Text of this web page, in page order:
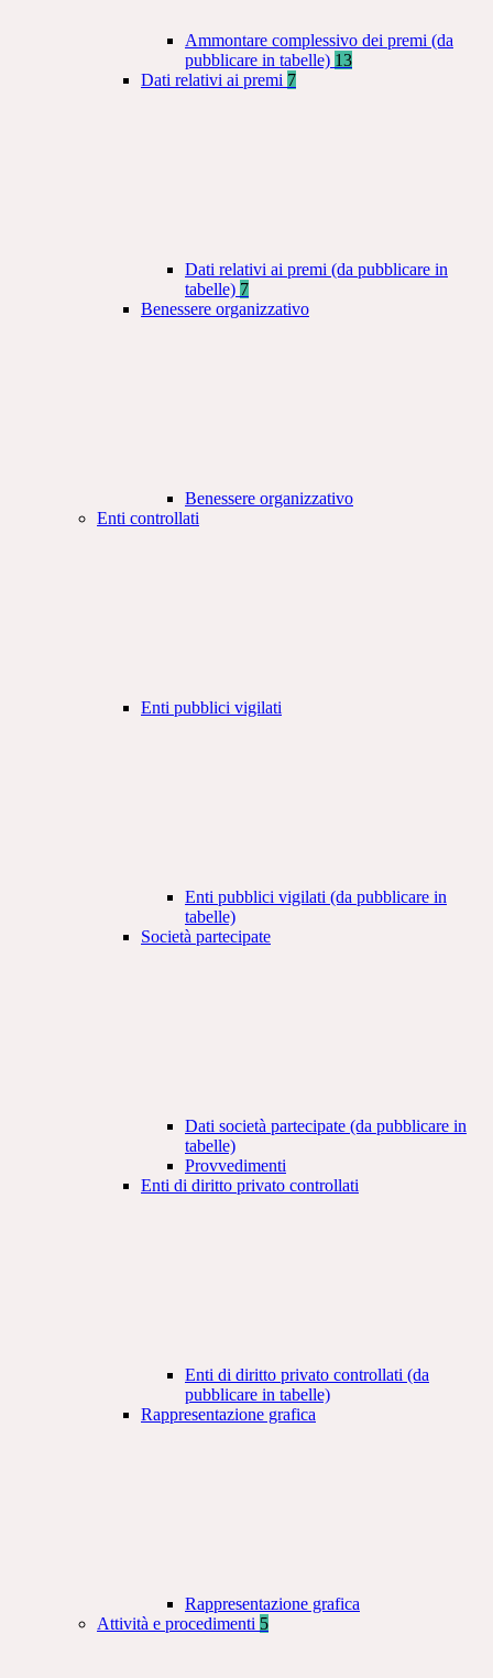
Ammontare complessivo dei premi (da
pubblicare in tabelle) 13
Dati relativi ai premi 7
Dati relativi ai premi (da pubblicare in
tabelle) 7
Benessere organizzativo
Benessere organizzativo
Enti controllati
Enti pubblici vigilati
Enti pubblici vigilati (da pubblicare in
tabelle)
Società partecipate
Dati società partecipate (da pubblicare in
tabelle)
Provvedimenti
Enti di diritto privato controllati
Enti di diritto privato controllati (da
pubblicare in tabelle)
Rappresentazione grafica
Rappresentazione grafica
Attività e procedimenti 5